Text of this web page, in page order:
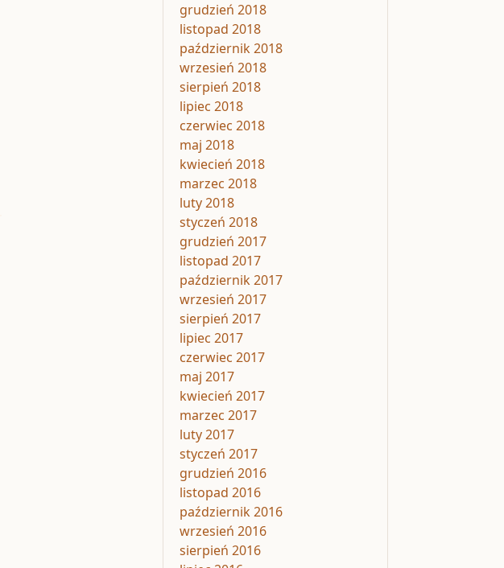
grudzień 2018
listopad 2018
październik 2018
wrzesień 2018
sierpień 2018
lipiec 2018
czerwiec 2018
maj 2018
kwiecień 2018
marzec 2018
luty 2018
styczeń 2018
grudzień 2017
listopad 2017
październik 2017
wrzesień 2017
sierpień 2017
lipiec 2017
czerwiec 2017
maj 2017
kwiecień 2017
marzec 2017
luty 2017
styczeń 2017
grudzień 2016
listopad 2016
październik 2016
wrzesień 2016
sierpień 2016